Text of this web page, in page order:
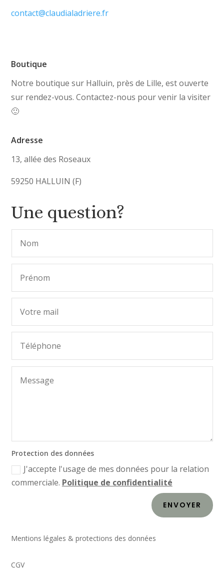
contact@claudialadriere.fr
Boutique
Notre boutique sur Halluin, près de Lille, est ouverte
sur rendez-vous. Contactez-nous pour venir la visiter
🙂
Adresse
13, allée des Roseaux
59250 HALLUIN (F)
Une question?
Protection des données
J'accepte l'usage de mes données pour la relation
commerciale. Politique de confidentialité
ENVOYER
Mentions légales & protections des données
CGV